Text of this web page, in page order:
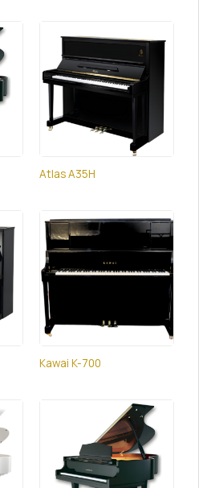
Atlas A35H
Kawai K-700